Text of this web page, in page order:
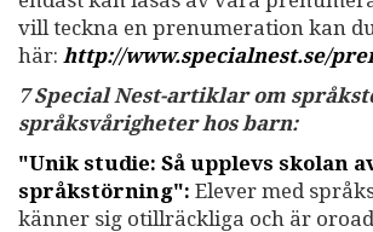
vill teckna en prenumeration kan
här: http://www.specialnest.se/
7 Special Nest-artiklar om
språksvårigheter hos barn:
"Unik studie: Så upplevs skolan
språkstörning": Elever med
känner sig otillräckliga och är